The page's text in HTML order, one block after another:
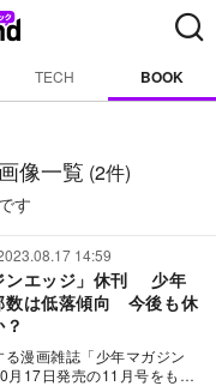
TECH BOOK
像一覧 (2件)
す
14:59
ンエッジ」休刊 少年
数は低落傾向 今後も休
る漫画雑誌「少年マガジン
月17日発売の11月号をもっ